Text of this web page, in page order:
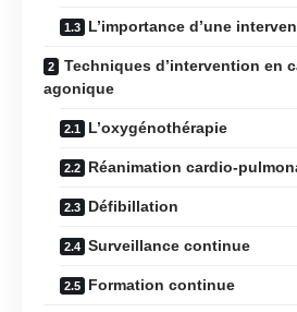
L’importance d’une
Techniques d’intervention en
agonique
L’oxygénothérapie
Réanimation cardio-
Défibillation
Surveillance continue
Formation continue